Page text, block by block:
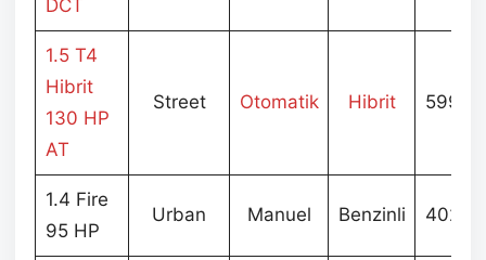
DCT
1.5 T4
Hibrit
130 HP
AT
Street Otomatik Hibrit
1.4 Fire
95 HP
Urban Manuel Benzinli